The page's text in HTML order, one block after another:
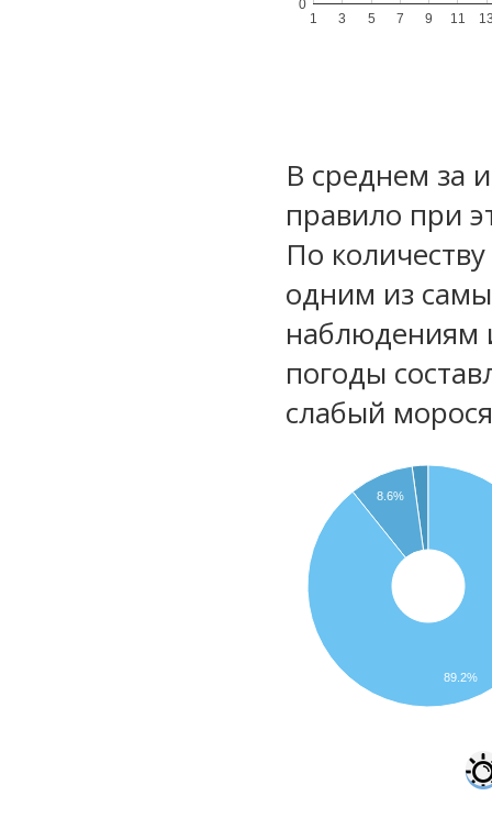
1 3 5 7 9 11
0
В среднем за
правило при
По
одним из
наблюдениям
погоды
слабый
8.6%
89.2%